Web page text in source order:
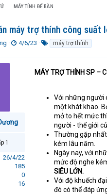
MÁY TÍNH ĐỂ BÀN
máy trợ thính công suất
N
à
4/6/23
k
h
máy trợ thính
1
26/4/22
185
0
16
MÁY TRỢ THÍNH SP –
Với những người
một khát khao.
mở to hết mức
người - thế giới
Thường gặp
kém lâu năm.
Ngày nay, với
mức độ nghe
SIÊU LỚN.
Với độ khuếch
đó có thể đáp